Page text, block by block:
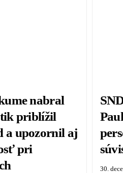
nabral
priblížil
a upozornil aj
pri
30.